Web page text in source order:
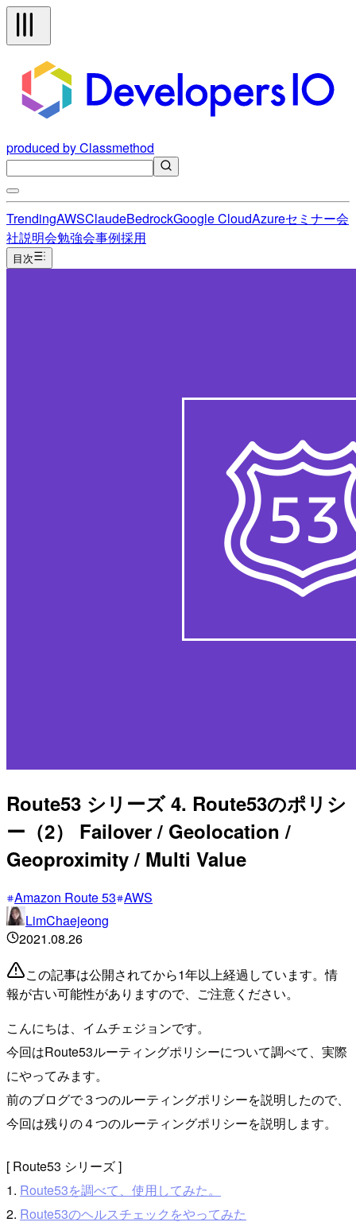
produced by Classmethod
TrendingAWSClaudeBedrockGoogle CloudAzureセミナー会
社説明会勉強会事例採用
目次
Route53 シリーズ 4. Route53のポリシ
ー（2） Failover / Geolocation /
Geoproximity / Multi Value
Amazon Route 53 AWS
LimChaejeong
2021.08.26
この記事は公開されてから1年以上経過しています。情
報が古い可能性がありますので、ご注意ください。
こんにちは、イムチェジョンです。
今回はRoute53ルーティングポリシーについて調べて、実際
にやってみます。
前のブログで３つのルーティングポリシーを説明したので、
今回は残りの４つのルーティングポリシーを説明します。
[ Route53 シリーズ ]
1. Route53を調べて、使用してみた。
2. Route53のヘルスチェックをやってみた